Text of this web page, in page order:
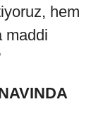
hem
maddi